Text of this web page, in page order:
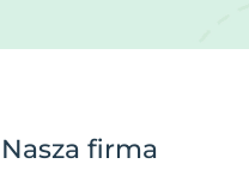
Nasza firma